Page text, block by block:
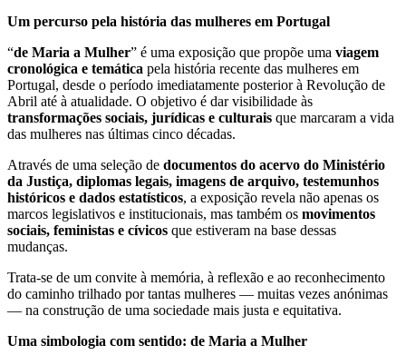
Um percurso pela história das mulheres em Portugal
“de Maria a Mulher” é uma exposição que propõe uma viagem
cronológica e temática pela história recente das mulheres em
Portugal, desde o período imediatamente posterior à Revolução de
Abril até à atualidade. O objetivo é dar visibilidade às
transformações sociais, jurídicas e culturais que marcaram a vida
das mulheres nas últimas cinco décadas.
Através de uma seleção de documentos do acervo do Ministério
da Justiça, diplomas legais, imagens de arquivo, testemunhos
históricos e dados estatísticos, a exposição revela não apenas os
marcos legislativos e institucionais, mas também os movimentos
sociais, feministas e cívicos que estiveram na base dessas
mudanças.
Trata-se de um convite à memória, à reflexão e ao reconhecimento
do caminho trilhado por tantas mulheres — muitas vezes anónimas
— na construção de uma sociedade mais justa e equitativa.
Uma simbologia com sentido: de Maria a Mulher